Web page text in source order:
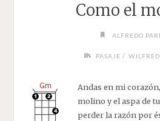
Como el
ALFREDO
PASAJE /
Andas en mi
molino y el aspa de
perder la razón por